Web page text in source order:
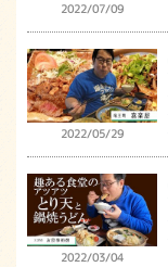
2022/07/09
2022/05/29
2022/03/04